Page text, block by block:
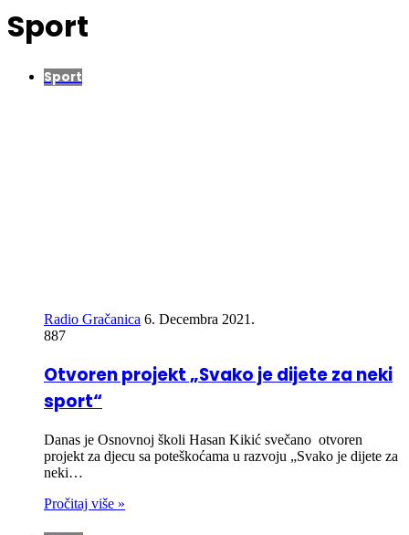
Sport
Sport
Radio Gračanica 6. Decembra 2021.
887
Otvoren projekt „Svako je dijete za neki
sport“
Danas je Osnovnoj školi Hasan Kikić svečano otvoren
projekt za djecu sa poteškoćama u razvoju „Svako je dijete za
neki…
Pročitaj više »